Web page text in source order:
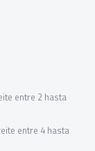
entre 2 hasta
entre 4 hasta